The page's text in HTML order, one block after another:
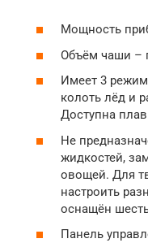
Мощность
Объём чаши –
Имеет 3
колоть лёд и
Доступна
Не
жидкостей,
овощей. Для
настроить
оснащён
Панель